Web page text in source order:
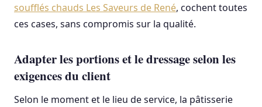
soufflés chauds Les Saveurs de René, cochent toutes
ces cases, sans compromis sur la qualité.
Adapter les portions et le dressage selon les
exigences du client
Selon le moment et le lieu de service, la pâtisserie